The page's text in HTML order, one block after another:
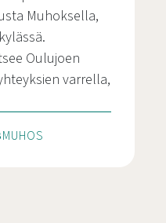
Muhoksella,
Oulujoen
varrella,
MUHOS